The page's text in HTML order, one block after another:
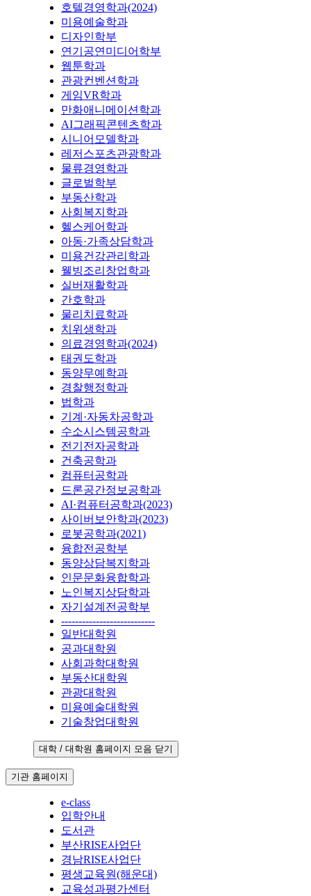
호텔경영학과(2024)
미용예술학과
디자인학부
연기공연미디어학부
웹툰학과
관광컨벤션학과
게임VR학과
만화애니메이션학과
AI그래픽콘텐츠학과
시니어모델학과
레저스포츠관광학과
물류경영학과
글로벌학부
부동산학과
사회복지학과
헬스케어학과
아동·가족상담학과
미용건강관리학과
웰빙조리창업학과
실버재활학과
간호학과
물리치료학과
치위생학과
의료경영학과(2024)
태권도학과
동양무예학과
경찰행정학과
법학과
기계·자동차공학과
수소시스템공학과
전기전자공학과
건축공학과
컴퓨터공학과
드론공간정보공학과
AI·컴퓨터공학과(2023)
사이버보안학과(2023)
로봇공학과(2021)
융합전공학부
동양상담복지학과
인문문화융합학과
노인복지상담학과
자기설계전공학부
---------------------------
일반대학원
공과대학원
사회과학대학원
부동산대학원
관광대학원
미용예술대학원
기술창업대학원
대학 / 대학원 홈페이지 모음 닫기
기관 홈페이지
e-class
입학안내
도서관
부산RISE사업단
경남RISE사업단
평생교육원(해운대)
교육성과평가센터